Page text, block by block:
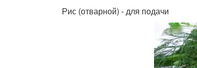
Рис (отварной) - для подачи